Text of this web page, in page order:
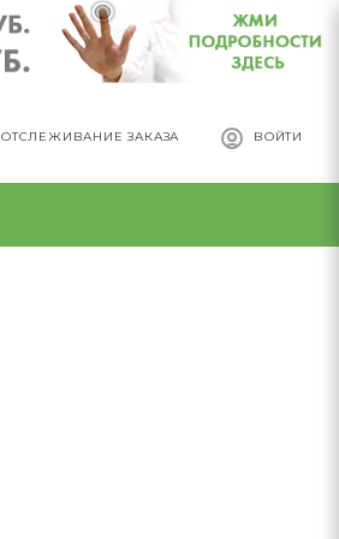
ОТСЛЕЖИВАНИЕ ЗАКАЗА ВОЙТИ